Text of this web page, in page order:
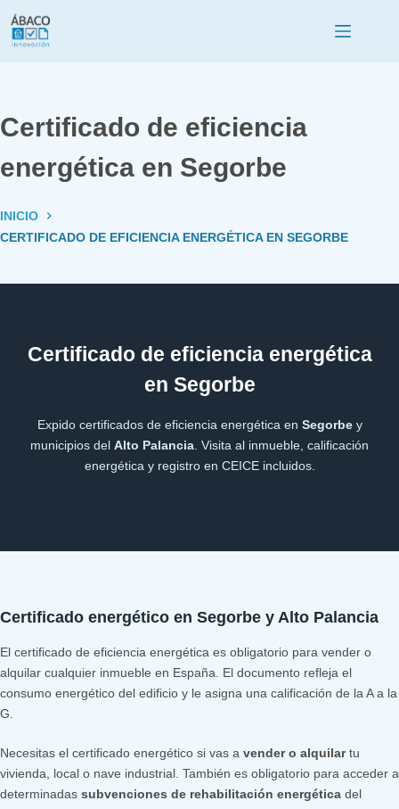
Certificado de eficiencia
energética en Segorbe
INICIO
CERTIFICADO DE EFICIENCIA ENERGÉTICA EN SEGORBE
Certificado de eficiencia energética
en Segorbe
Expido certificados de eficiencia energética en Segorbey
municipios del Alto Palancia . Visita al inmueble, calificación
energética y registro en CEICE incluidos.
Certificado energético en Segorbe y Alto Palancia
El certificado de eficiencia energética es obligatorio para vender o
alquilar cualquier inmueble en España. El documento refleja el
consumo energético del edificio y le asigna una calificación de la A a la
G.
Necesitas el certificado energético si vas a vender o alquilartu
vivienda, local o nave industrial. También es obligatorio para acceder a
determinadas subvenciones de rehabilitación energética del